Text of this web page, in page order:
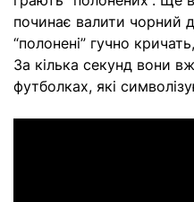
починає валити чорний
“полонені” гучно
За кілька секунд вони
футболках, які